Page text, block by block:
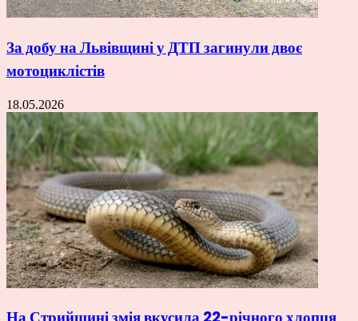
За добу на Львівщині у ДТП загинули двоє
мотоциклістів
18.05.2026